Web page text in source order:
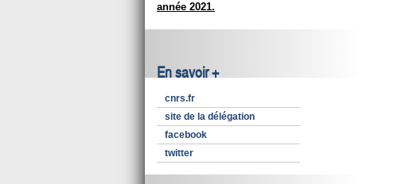
année 2021.
En savoir +
cnrs.fr
site de la délégation
facebook
twitter